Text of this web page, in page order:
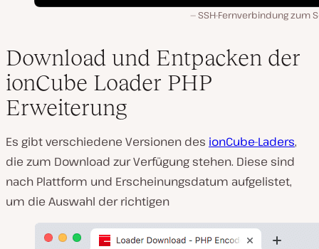
SSH-Fernverbindung zum
Download und Entpacken der
ionCube Loader PHP
Erweiterung
Es gibt verschiedene Versionen des ionCube-Laders,
die zum Download zur Verfügung stehen. Diese sind
nach Plattform und Erscheinungsdatum aufgelistet,
um die Auswahl der richtigen